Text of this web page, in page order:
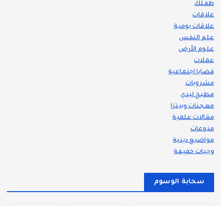
طفلك
علاقات
علاقات يومية
علم النفس
علوم الأرض
عملات
قضايا اجتماعية
مشروبات
مطبخ ليدي
معجنات وبيتزا
مقالات علمية
منوعات
مواضيع دينية
وجبات خفيفة
سحابة الوسوم